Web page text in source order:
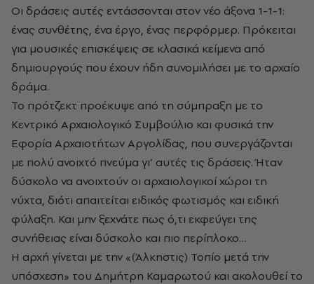
Οι δράσεις αυτές εντάσσονται στον νέο άξονα 1-1-1:
ένας συνθέτης, ένα έργο, ένας περφόρμερ. Πρόκειται
για μουσικές επισκέψεις σε κλασικά κείμενα από
δημιουργούς που έχουν ήδη συνομιλήσει με το αρχαίο
δράμα.
Το πρότζεκτ προέκυψε από τη σύμπραξη με το
Κεντρικό Αρχαιολογικό Συμβούλιο και φυσικά την
Εφορία Αρχαιοτήτων Αργολίδας, που συνεργάζονται
με πολύ ανοιχτό πνεύμα γι’ αυτές τις δράσεις. Ήταν
δύσκολο να ανοιχτούν οι αρχαιολογικοί χώροι τη
νύχτα, διότι απαιτείται ειδικός φωτισμός και ειδική
φύλαξη. Και μην ξεχνάτε πως ό,τι εκφεύγει της
συνήθειας είναι δύσκολο και πιο περίπλοκο…
Η αρχή γίνεται με την «(Άλκηστις) Τοπίο μετά την
υπόσχεση» του Δημήτρη Καμαρωτού και ακολουθεί το